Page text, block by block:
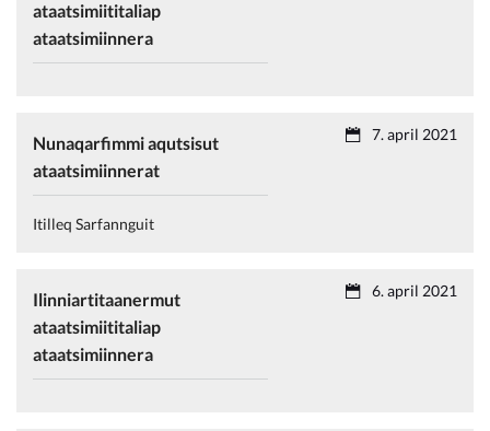
ataatsimiititaliap
ataatsimiinnera
Nunaqarfimmi aqutsisut
ataatsimiinnerat
7. april 2021
Itilleq Sarfannguit
Ilinniartitaanermut
ataatsimiititaliap
ataatsimiinnera
6. april 2021